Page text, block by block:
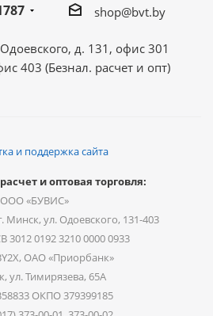
shop@bvt.by
д. 131, офис 301
403 (Безнал. расчет и опт)
и поддержка сайта
и оптовая торговля:
ООО «БУВИС»
Минск, ул. Одоевского, 131-403
3012 0192 3210 0000 0933
ОАО «Приорбанк»
ул. Тимирязева, 65А
ОКПО 379399185